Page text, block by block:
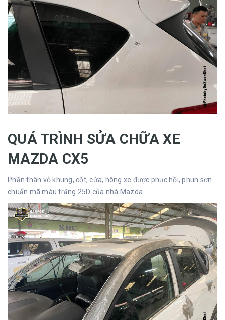
QUÁ TRÌNH SỬA CHỮA XE
MAZDA CX5
Phần thân vỏ khung, cột, cửa, hông xe được phục hồi, phun sơn
chuẩn mã màu trắng 25D của nhà Mazda.